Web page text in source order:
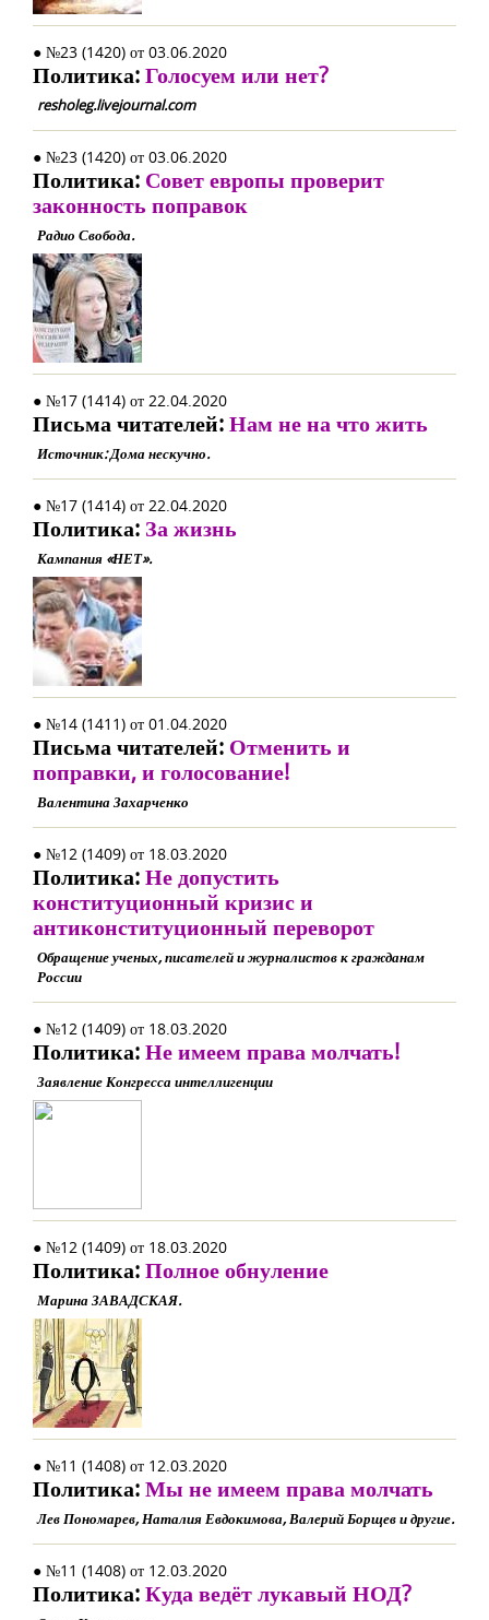
● №23 (1420) от 03.06.2020
Политика:Голосуем или нет?
resholeg.livejournal.com
● №23 (1420) от 03.06.2020
Политика: Совет европы проверит
законность поправок
Радио Свобода.
● №17 (1414) от 22.04.2020
Письма читателей:Нам не на что жить
Источник: Дома нескучно.
● №17 (1414) от 22.04.2020
Политика: За жизнь
Кампания «НЕТ».
● №14 (1411) от 01.04.2020
Письма читателей: Отменить и
поправки, и голосование!
Валентина Захарченко
● №12 (1409) от 18.03.2020
Политика:Не допустить
конституционный кризис и
антиконституционный переворот
Обращение ученых, писателей и журналистов к гражданам
России
● №12 (1409) от 18.03.2020
Политика:Не имеем права молчать!
Заявление Конгресса интеллигенции
● №12 (1409) от 18.03.2020
Политика:Полное обнуление
Марина ЗАВАДСКАЯ.
● №11 (1408) от 12.03.2020
Политика:Мы не имеем права молчать
Лев Пономарев, Наталия Евдокимова, Валерий Борщев и другие.
● №11 (1408) от 12.03.2020
Политика:Куда ведёт лукавый НОД?